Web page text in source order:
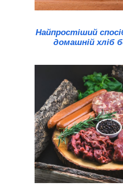
Найпростіший
домашній хліб